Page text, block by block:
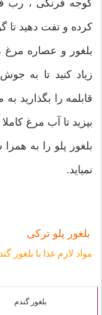
گوجه فرنگی ، رب
کرده و تفت دهید تا
بلغور و عصاره مرغ
زیاد کنید تا به
بپزید تا آب مرغ
بلغور پلو را به
نمیاید.
بلغور پلو ترکی
مواد لازم غذا با بلغور
بلغور گندم